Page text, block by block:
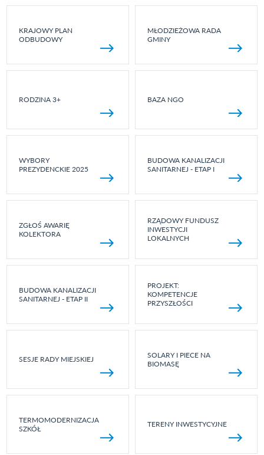
KRAJOWY PLAN
ODBUDOWY
MŁODZIEŻOWA RADA
GMINY
RODZINA 3+ BAZA NGO
WYBORY
PREZYDENCKIE 2025
BUDOWA KANALIZACJI
SANITARNEJ - ETAP I
ZGŁOŚ AWARIĘ
KOLEKTORA
RZĄDOWY FUNDUSZ
INWESTYCJI
LOKALNYCH
BUDOWA KANALIZACJI
SANITARNEJ - ETAP II
PROJEKT:
KOMPETENCJE
PRZYSZŁOŚCI
SESJE RADY MIEJSKIEJ
SOLARY I PIECE NA
BIOMASĘ
TERMOMODERNIZACJA
SZKÓŁ
TERENY INWESTYCYJNE